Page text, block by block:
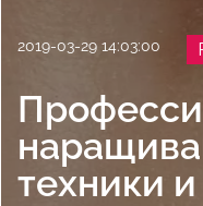
2019-03-29 14:03:00
техники